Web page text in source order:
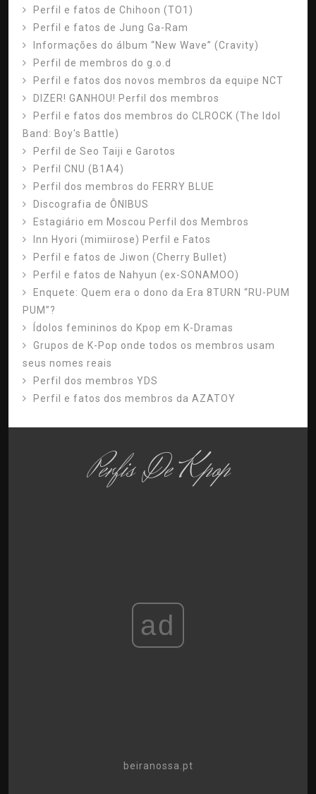
Perfil e fatos de Chihoon (TO1)
Perfil e fatos de Jung Ga-Ram
Informações do álbum “New Wave” (Cravity)
Perfil de membros do g.o.d
Perfil e fatos dos novos membros da equipe NCT
DIZER! GANHOU! Perfil dos membros
Perfil e fatos dos membros do CLROCK (The Idol
Band: Boy's Battle)
Perfil de Seo Taiji e Garotos
Perfil CNU (B1A4)
Perfil dos membros do FERRY BLUE
Discografia de ÔNIBUS
Estagiário em Moscou Perfil dos Membros
Inn Hyori (mimiirose) Perfil e Fatos
Perfil e fatos de Jiwon (Cherry Bullet)
Perfil e fatos de Nahyun (ex-SONAMOO)
Enquete: Quem era o dono da Era 8TURN “RU-PUM
PUM”?
Ídolos femininos do Kpop em K-Dramas
Grupos de K-Pop onde todos os membros usam
seus nomes reais
Perfil dos membros YDS
Perfil e fatos dos membros da AZATOY
Perfis De Kpop
ad
beiranossa.pt